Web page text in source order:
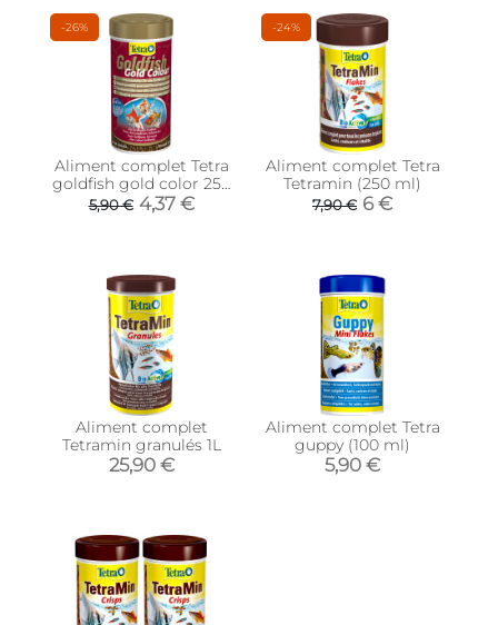
-26%
Aliment complet Tetra
goldfish gold color 250
ml
5,90 € 4,37 €
-24%
Aliment complet Tetra
Tetramin (250 ml)
7,90 € 6 €
Aliment complet
Tetramin granulés 1L
25,90 €
Aliment complet Tetra
guppy (100 ml)
5,90 €